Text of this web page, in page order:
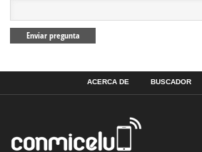
ACERCA DE BUSCADOR